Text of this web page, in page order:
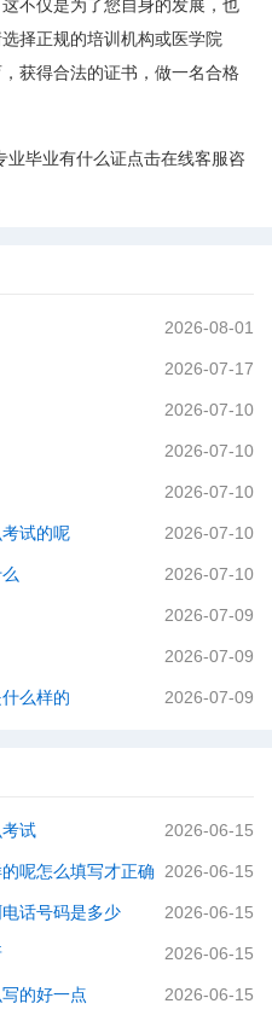
不仅是为了您自身的发展，也
择正规的培训机构或医学院
获得合法的证书，做一名合格
毕业有什么证点击在线客服咨
2026-08-01
2026-07-17
2026-07-10
2026-07-10
2026-07-10
试的呢 2026-07-10
2026-07-10
2026-07-09
2026-07-09
么样的 2026-07-09
试 2026-06-15
呢怎么填写才正确 2026-06-15
话号码是多少 2026-06-15
2026-06-15
的好一点 2026-06-15